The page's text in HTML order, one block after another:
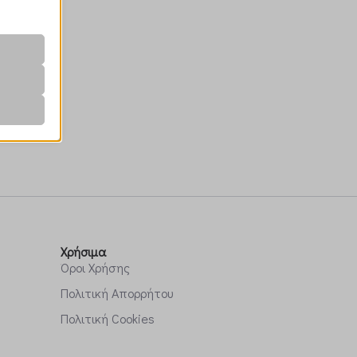
Χρήσιμα
Όροι Χρήσης
Πολιτική Απορρήτου
Πολιτική Cookies